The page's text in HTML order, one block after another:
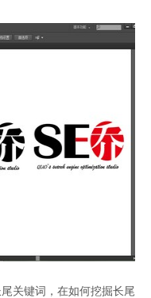
关键词，在如何挖掘长尾